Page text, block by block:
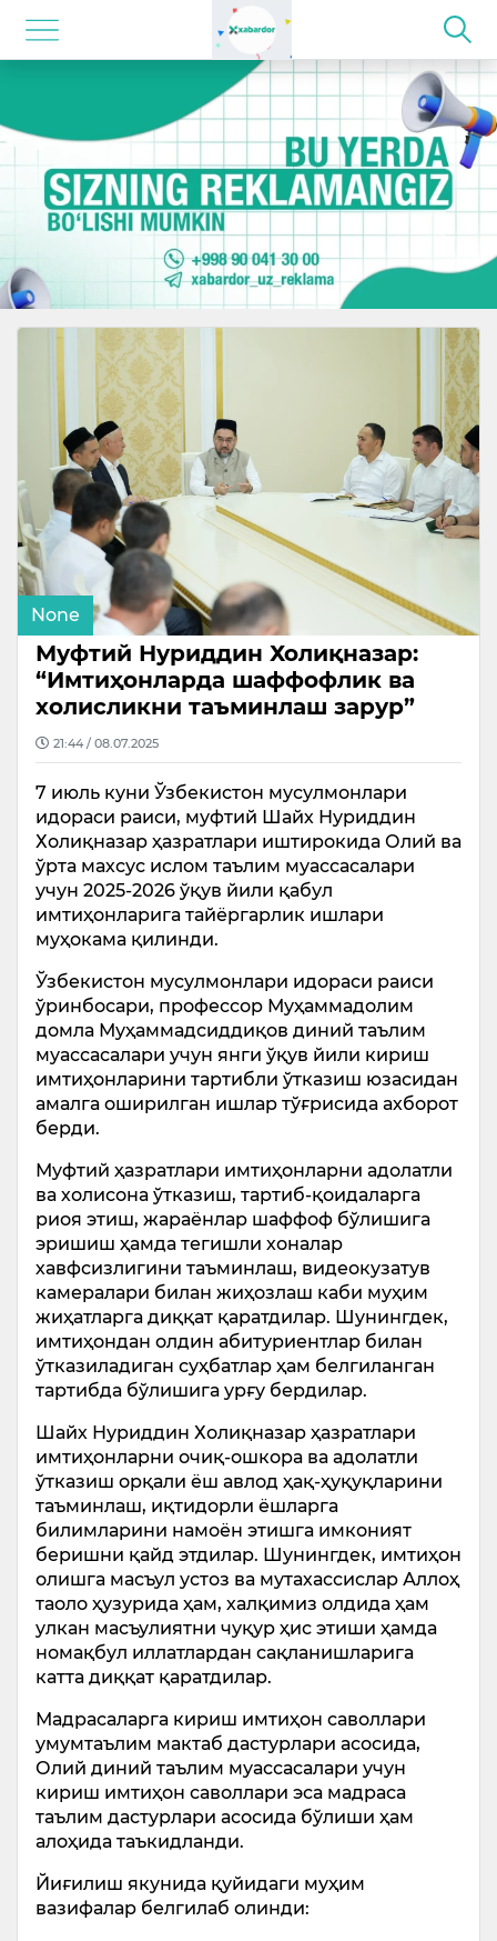
None
Муфтий Нуриддин Холиқназар:
“Имтиҳонларда шаффофлик ва
холисликни таъминлаш зарур”
21:44 / 08.07.2025
7 июль куни Ўзбекистон мусулмонлари
идораси раиси, муфтий Шайх Нуриддин
Холиқназар ҳазратлари иштирокида Олий ва
ўрта махсус ислом таълим муассасалари
учун 2025-2026 ўқув йили қабул
имтиҳонларига тайёргарлик ишлари
муҳокама қилинди.
Ўзбекистон мусулмонлари идораси раиси
ўринбосари, профессор Муҳаммадолим
домла Муҳаммадсиддиқов диний таълим
муассасалари учун янги ўқув йили кириш
имтиҳонларини тартибли ўтказиш юзасидан
амалга оширилган ишлар тўғрисида ахборот
берди.
Муфтий ҳазратлари имтиҳонларни адолатли
ва холисона ўтказиш, тартиб-қоидаларга
риоя этиш, жараёнлар шаффоф бўлишига
эришиш ҳамда тегишли хоналар
хавфсизлигини таъминлаш, видеокузатув
камералари билан жиҳозлаш каби муҳим
жиҳатларга диққат қаратдилар. Шунингдек,
имтиҳондан олдин абитуриентлар билан
ўтказиладиган суҳбатлар ҳам белгиланган
тартибда бўлишига урғу бердилар.
Шайх Нуриддин Холиқназар ҳазратлари
имтиҳонларни очиқ-ошкора ва адолатли
ўтказиш орқали ёш авлод ҳақ-ҳуқуқларини
таъминлаш, иқтидорли ёшларга
билимларини намоён этишга имконият
беришни қайд этдилар. Шунингдек, имтиҳон
олишга масъул устоз ва мутахассислар Аллоҳ
таоло ҳузурида ҳам, халқимиз олдида ҳам
улкан масъулиятни чуқур ҳис этиши ҳамда
номақбул иллатлардан сақланишларига
катта диққат қаратдилар.
Мадрасаларга кириш имтиҳон саволлари
умумтаълим мактаб дастурлари асосида,
Олий диний таълим муассасалари учун
кириш имтиҳон саволлари эса мадраса
таълим дастурлари асосида бўлиши ҳам
алоҳида таъкидланди.
Йиғилиш якунида қуйидаги муҳим
вазифалар белгилаб олинди: